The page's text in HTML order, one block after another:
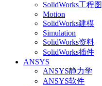
SolidWorks工程图
Motion
SolidWorks建模
Simulation
SolidWorks资料
SolidWorks插件
ANSYS
ANSYS静力学
ANSYS软件